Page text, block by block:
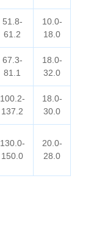
51.8-
61.2
10.0-
18.0
67.3-
81.1
18.0-
32.0
100.2-
137.2
18.0-
30.0
130.0-
150.0
20.0-
28.0